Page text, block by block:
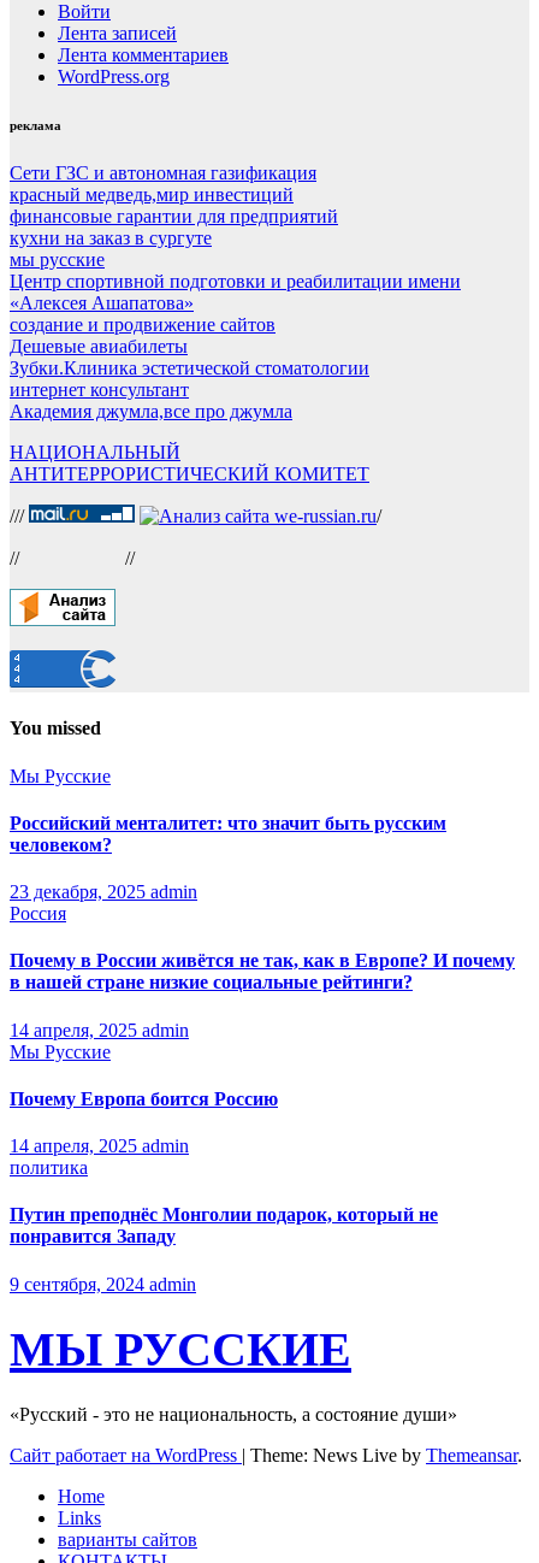
Войти
Лента записей
Лента комментариев
WordPress.org
реклама
Сети ГЗС и автономная газификация
красный медведь,мир инвестиций
финансовые гарантии для предприятий
кухни на заказ в сургуте
мы русские
Центр спортивной подготовки и реабилитации имени
«Алексея Ашапатова»
создание и продвижение сайтов
Дешевые авиабилеты
Зубки.Клиника эстетической стоматологии
интернет консультант
Академия джумла,все про джумла
НАЦИОНАЛЬНЫЙ
АНТИТЕРРОРИСТИЧЕСКИЙ КОМИТЕТ
/// /
// //
You missed
Мы Русские
Российский менталитет: что значит быть русским
человеком?
23 декабря, 2025 admin
Россия
Почему в России живётся не так, как в Европе? И почему
в нашей стране низкие социальные рейтинги?
14 апреля, 2025 admin
Мы Русские
Почему Европа боится Россию
14 апреля, 2025 admin
политика
Путин преподнёс Монголии подарок, который не
понравится Западу
9 сентября, 2024 admin
МЫ РУССКИЕ
«Русский - это не национальность, а состояние души»
Сайт работает на WordPress | Theme: News Live by Themeansar.
Home
Links
варианты сайтов